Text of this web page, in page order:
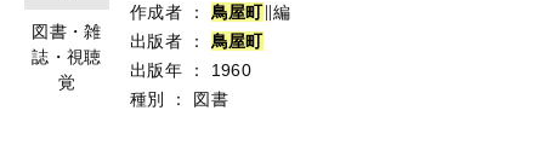
図書・雑
誌・視聴
覚
作成者 ： 鳥屋町∥編
出版者
： 鳥屋町
出版年
：
1960
種別
： 図書